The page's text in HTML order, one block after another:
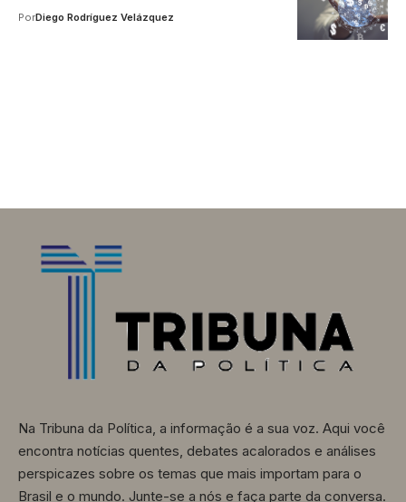
PorDiego Rodríguez Velázquez
Na Tribuna da Política, a informação é a sua voz. Aqui você
encontra notícias quentes, debates acalorados e análises
perspicazes sobre os temas que mais importam para o
Brasil e o mundo. Junte-se a nós e faça parte da conversa.